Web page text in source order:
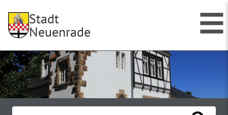
Stadt
Neuenrade